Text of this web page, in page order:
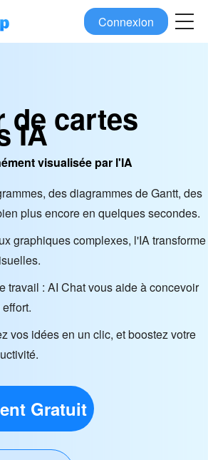
Connexion
de cartes
IA
visualisée par l'IA
des diagrammes de Gantt, des
plus encore en quelques secondes.
graphiques complexes, l'IA transforme
travail : AI Chat vous aide à concevoir
vos idées en un clic, et boostez votre
Gratuit